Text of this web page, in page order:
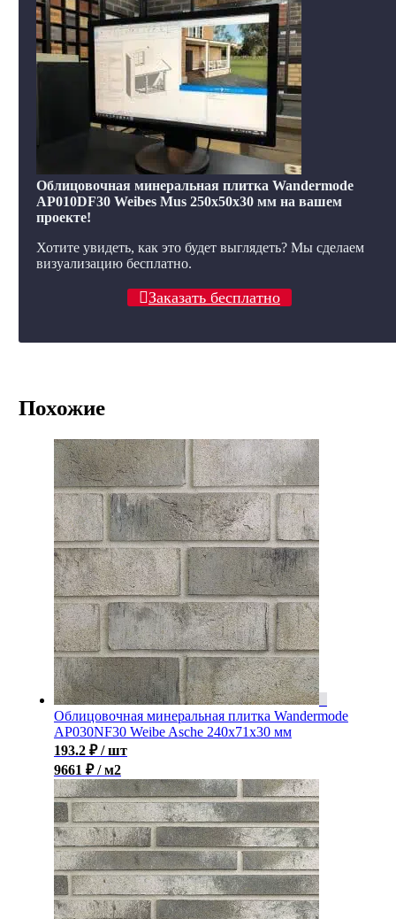
Облицовочная минеральная плитка Wandermode
AP010DF30 Weibes Mus 250x50x30 мм на вашем
проекте!
Хотите увидеть, как это будет выглядеть? Мы сделаем
визуализацию бесплатно.
Заказать бесплатно
Похожие
Облицовочная минеральная плитка Wandermode
AP030NF30 Weibe Asche 240x71x30 мм
193.2 ₽ / шт
9661 ₽ / м2